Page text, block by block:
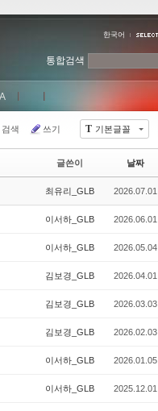
한국어
통합검색
T 기본글꼴
검색 쓰기
글쓴이 날짜
최유리_GLB 2026.07.01
이서하_GLB 2026.06.01
이서하_GLB 2026.05.04
김보경_GLB 2026.04.01
김보경_GLB 2026.03.03
김보경_GLB 2026.02.03
이서하_GLB 2026.01.05
이서하_GLB 2025.12.01